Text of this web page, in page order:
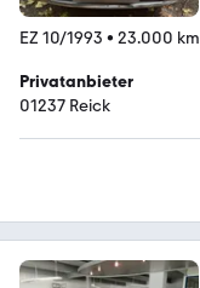
EZ 10/1993 • 23.000 km
Privatanbieter
01237 Reick